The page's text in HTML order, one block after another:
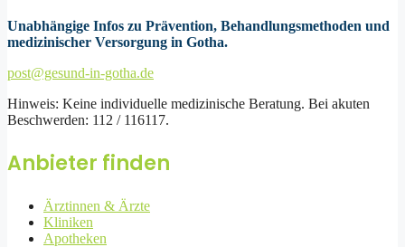
Unabhängige Infos zu Prävention, Behandlungsmethoden und
medizinischer Versorgung in Gotha.
post@gesund-in-gotha.de
Hinweis: Keine individuelle medizinische Beratung. Bei akuten
Beschwerden: 112 / 116117.
Anbieter finden
Ärztinnen & Ärzte
Kliniken
Apotheken